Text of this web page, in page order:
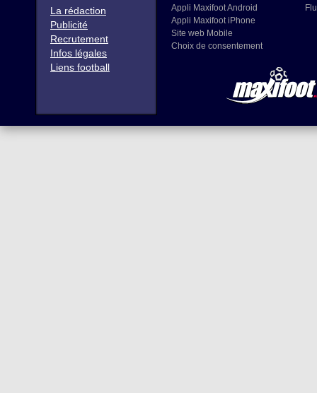
La rédaction
Publicité
Recrutement
Infos légales
Liens football
Appli Maxifoot Android
Appli Maxifoot iPhone
Site web Mobile
Choix de consentement